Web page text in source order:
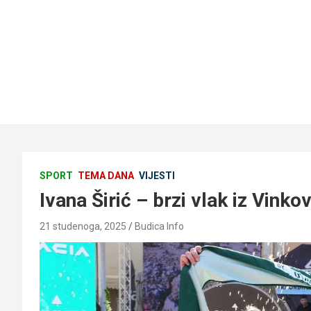
SPORT TEMA DANA VIJESTI
Ivana Širić – brzi vlak iz
21 studenoga, 2025 Budica Info